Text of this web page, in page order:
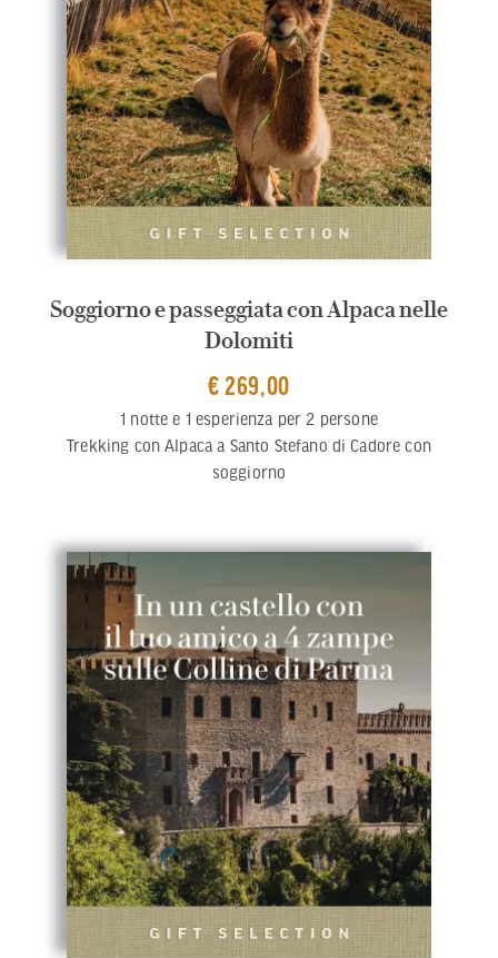
Soggiorno e passeggiata con Alpaca nelle
Dolomiti
€ 269,00
1 notte e 1 esperienza per 2 persone
Trekking con Alpaca a Santo Stefano di Cadore con
soggiorno